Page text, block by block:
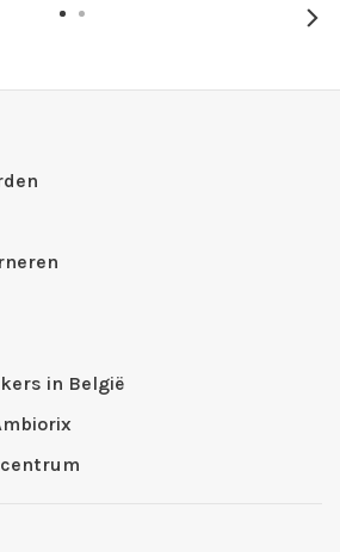
in België